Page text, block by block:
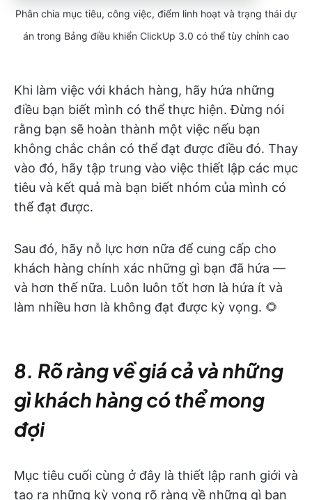
Phân chia mục tiêu, công việc, điểm linh hoạt và trạng thái dự
án trong Bảng điều khiển ClickUp 3.0 có thể tùy chỉnh cao
Khi làm việc với khách hàng, hãy hứa những
điều bạn biết mình có thể thực hiện. Đừng nói
rằng bạn sẽ hoàn thành một việc nếu bạn
không chắc chắn có thể đạt được điều đó. Thay
vào đó, hãy tập trung vào việc thiết lập các mục
tiêu và kết quả mà bạn biết nhóm của mình có
thể đạt được.
Sau đó, hãy nỗ lực hơn nữa để cung cấp cho
khách hàng chính xác những gì bạn đã hứa —
và hơn thế nữa. Luôn luôn tốt hơn là hứa ít và
làm nhiều hơn là không đạt được kỳ vọng. 🌻
8. Rõ ràng về giá cả và những
gì khách hàng có thể mong
đợi
Mục tiêu cuối cùng ở đây là thiết lập ranh giới và
tạo ra những kỳ vọng rõ ràng về những gì bạn